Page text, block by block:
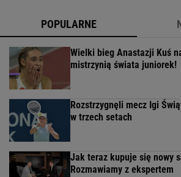
POPULARNE
Wielki bieg Anastazji Kuś
mistrzynią świata juniorek!
Rozstrzygnęli mecz Igi
w trzech setach
Jak teraz kupuje się nowy
Rozmawiamy z ekspertem